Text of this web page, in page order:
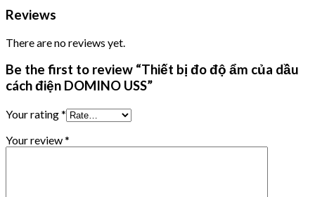
Reviews
There are no reviews yet.
Be the first to review “Thiết bị đo độ ẩm của dầu
cách điện DOMINO USS”
Your rating*
Your review*